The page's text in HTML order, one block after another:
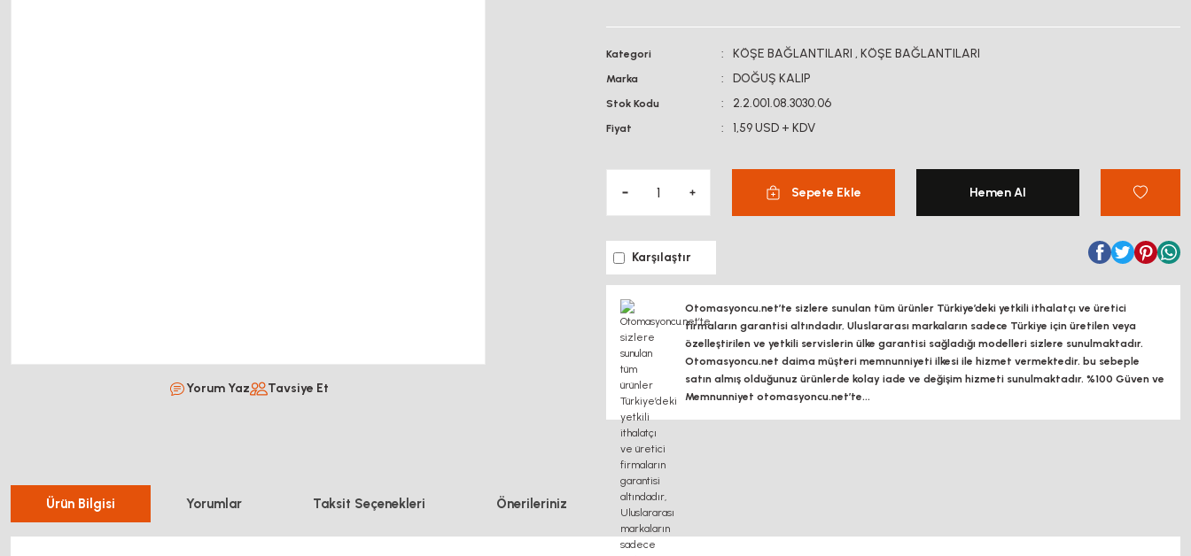
Yorum Yaz Tavsiye Et
Kategori KÖŞE BAĞLANTILARI , KÖŞE BAĞLANTILARI
Marka DOĞUŞ KALIP
Stok Kodu 2.2.001.08.3030.06
Fiyat 1,59 USD + KDV
Sepete Ekle Hemen Al
Karşılaştır
Otomasyoncu.net’te sizlere sunulan tüm ürünler Türkiye’deki yetkili ithalatçı ve üretici
firmaların garantisi altındadır, Uluslararası markaların sadece Türkiye için üretilen veya
özelleştirilen ve yetkili servislerin ülke garantisi sağladığı modelleri sizlere sunulmaktadır.
Otomasyoncu.net daima müşteri memnunniyeti ilkesi ile hizmet vermektedir. bu sebeple
satın almış olduğunuz ürünlerde kolay iade ve değişim hizmeti sunulmaktadır. %100 Güven ve
Memnunniyet otomasyoncu.net’te...
Ürün Bilgisi Yorumlar Taksit Seçenekleri Önerileriniz